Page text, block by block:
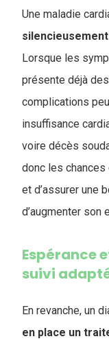
Une maladie
silencieusement
Lorsque les
présente déjà
complications
insuffisance
voire décès
donc les
et d’assurer une
d’augmenter son
Espérance
suivi
En revanche, un
en place un